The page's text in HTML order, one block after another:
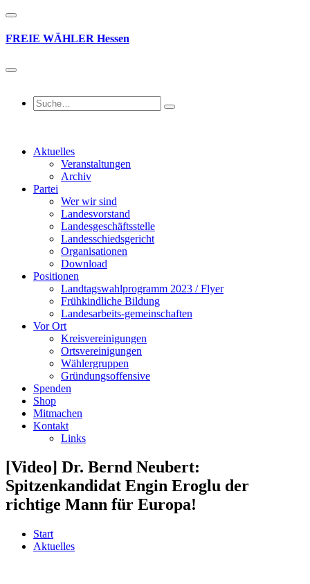
FREIE WÄHLER Hessen
Aktuelles
Veranstaltungen
Archiv
Partei
Wer wir sind
Landesvorstand
Landesgeschäftsstelle
Landesschiedsgericht
Organisationen
Download
Positionen
Landtagswahlprogramm 2023 / Flyer
Frühkindliche Bildung
Landesarbeits-gemeinschaften
Vor Ort
Kreisvereinigungen
Ortsvereinigungen
Wählergruppen
Gründungsoffensive
Spenden
Shop
Mitmachen
Kontakt
Links
[Video] Dr. Bernd Neubert:
Spitzenkandidat Engin Eroglu der
richtige Mann für Europa!
Start
Aktuelles